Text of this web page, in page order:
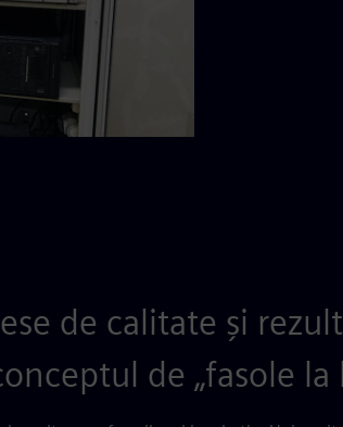
de calitate și
de „fasole la